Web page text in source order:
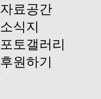
자료공간
소식지
포토갤러리
후원하기